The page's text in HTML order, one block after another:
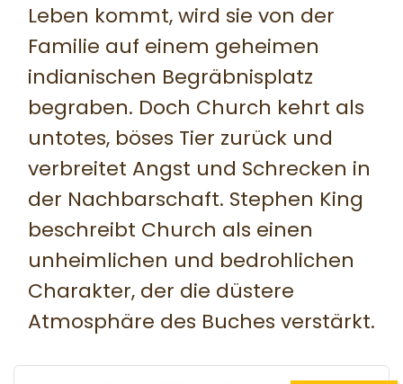
Leben kommt, wird sie von der
Familie auf einem geheimen
indianischen Begräbnisplatz
begraben. Doch Church kehrt als
untotes, böses Tier zurück und
verbreitet Angst und Schrecken in
der Nachbarschaft. Stephen King
beschreibt Church als einen
unheimlichen und bedrohlichen
Charakter, der die düstere
Atmosphäre des Buches verstärkt.